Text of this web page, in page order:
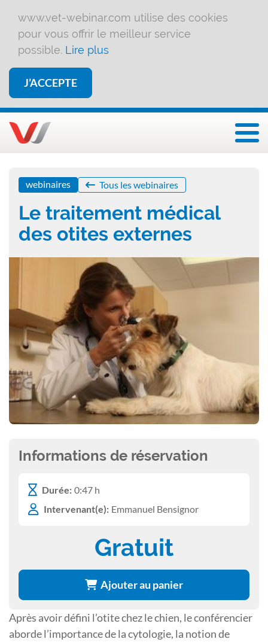
www.vet-webinar.com utilise des cookies
pour vous offrir le meilleur service
possible. Lire plus
J’ACCEPTE
webinaires Tous les webinaires
Le traitement médical
des otites externes
Après avoir défini l’otite chez le chien, le conférencier
aborde l’importance de la cytologie, la notion de
Informations de réservation
Durée: 0:47 h
Intervenant(e): Emmanuel Bensignor
Gratuit
Ajouter au panier